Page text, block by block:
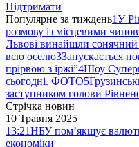
Підтримати
Популярне за тиждень1У
розмову із місцевими
Львові винайшли сонячний
всю оселю3Запускається
прірвою з іржі”4Шоу
сьогодні. ФОТО5
заступником голови
Стрічка новин
10 Травня 2025
13:21НБУ пом’якшує
економіки